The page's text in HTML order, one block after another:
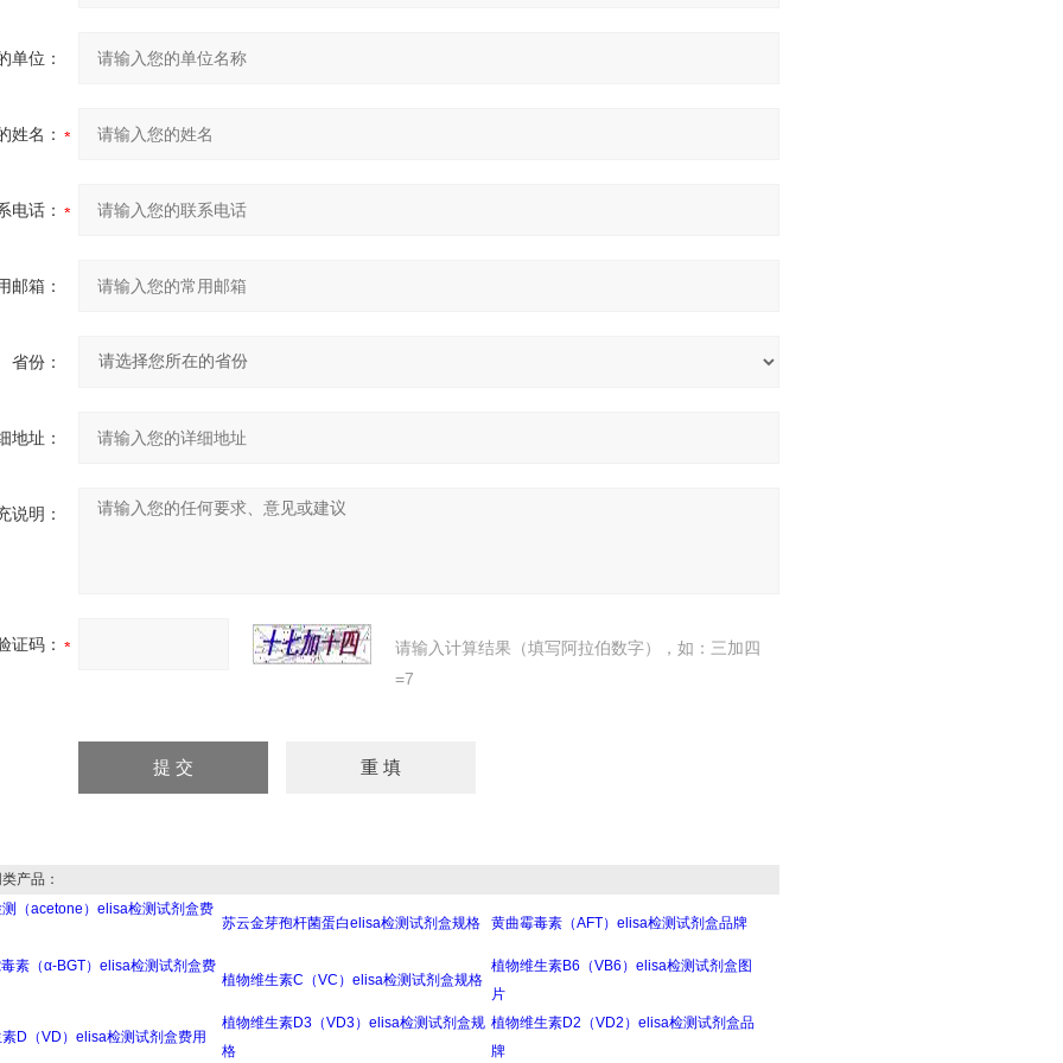
单位：
姓名：
电话：
邮箱：
省份：
地址：
说明：
证码：
请输入计算结果（填写阿拉伯数字），如：三加四
=7
产品：
（acetone）elisa检测试剂盒费
苏云金芽孢杆菌蛋白elisa检测试剂盒规格 黄曲霉毒素（AFT）elisa检测试剂盒品牌
素（α-BGT）elisa检测试剂盒费
植物维生素C（VC）elisa检测试剂盒规格
植物维生素B6（VB6）elisa检测试剂盒图
片
D（VD）elisa检测试剂盒费用
植物维生素D3（VD3）elisa检测试剂盒规
格
植物维生素D2（VD2）elisa检测试剂盒品
牌